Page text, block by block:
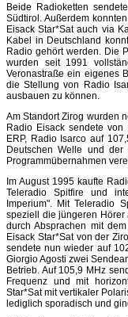
Beide Radioketten
Südtirol. Außerdem
Eisack Star*Sat auch via
Kabel in Deutschland
Radio gehört werden. Die
wurden seit 1991
Veronastraße ein eigenes
die Stellung von Radio
ausbauen zu können.
Am Standort Zirog wurden
Radio Eisack sendete
ERP, Radio Isarco auf
Deutschen Welle und
Programmübernahmen
Im August 1995 kaufte
Teleradio Spitfire und
Imperium". Mit Teleradio
speziell die jüngeren Hörer
durch Absprachen mit
Eisack Star*Sat von der
sendete nun wieder auf
Giorgio Agosti zwei
Betrieb. Auf 105,9 MHz
Frequenz und mit
Star*Sat mit vertikaler
lediglich sporadisch und